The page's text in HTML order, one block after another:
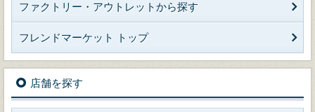
ファクトリー・アウトレットから探す
フレンドマーケット トップ
店舗を探す